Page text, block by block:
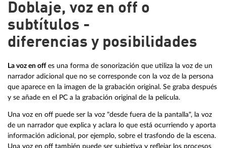
Doblaje, voz en off o
subtítulos -
diferencias y posibilidades
La voz en off es una forma de sonorización que utiliza la voz de un
narrador adicional que no se corresponde con la voz de la persona
que aparece en la imagen de la grabación original. Se graba después
y se añade en el PC a la grabación original de la película.
Una voz en off puede ser la voz "desde fuera de la pantalla", la voz
de un narrador que explica y aclara lo que está ocurriendo y aporta
información adicional, por ejemplo, sobre el trasfondo de la escena.
Una voz en off también puede ser subjetiva y reflejar los procesos